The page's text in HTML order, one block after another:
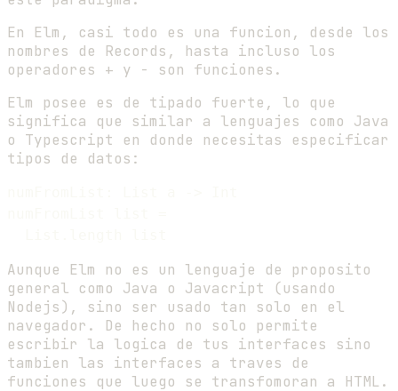
En Elm, casi todo es una funcion, desde los
nombres de Records, hasta incluso los
operadores + y - son funciones.
Elm posee es de tipado fuerte, lo que
significa que similar a lenguajes como Java
o Typescript en donde necesitas especificar
tipos de datos:
Aunque Elm no es un lenguaje de proposito
general como Java o Javacript (usando
Nodejs), sino ser usado tan solo en el
navegador. De hecho no solo permite
escribir la logica de tus interfaces sino
tambien las interfaces a traves de
funciones que luego se transfomoran a HTML.